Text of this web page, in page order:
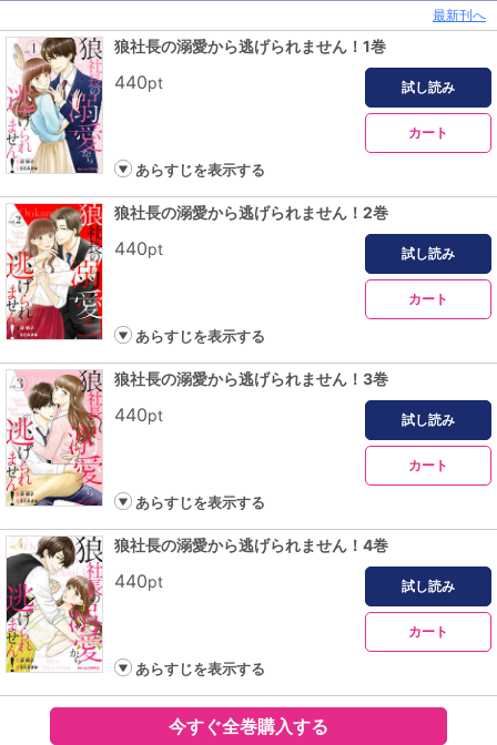
最新刊へ
狼社長の溺愛から逃げられません！1巻
440pt 試し読み
カート
あらすじを表示する
狼社長の溺愛から逃げられません！2巻
440pt 試し読み
カート
あらすじを表示する
狼社長の溺愛から逃げられません！3巻
440pt 試し読み
カート
あらすじを表示する
狼社長の溺愛から逃げられません！4巻
440pt 試し読み
カート
あらすじを表示する
今すぐ全巻購入する